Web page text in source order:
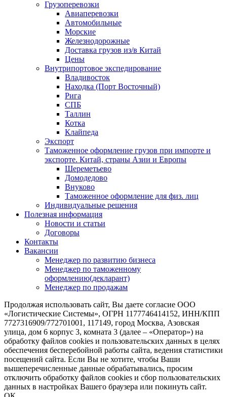
Грузоперевозки
Авиаперевозки
Автомобильные
Морские
Железнодорожные
Доставка грузов из/в Китай
Цены
Внутрипортовое экспедирование
Владивосток
Находка (Порт Восточный)
Рига
СПБ
Таллин
Котка
Клайпеда
Экспорт
Таможенное оформление грузов при импорте и
экспорте. Китай, страны Азии и Европы
Шереметьево
Домодедово
Внуково
Таможенное оформление для физ. лиц
Индивидуальные решения
Полезная информация
Новости и статьи
Договоры
Контакты
Вакансии
Менеджер по развитию бизнеса
Менеджер по таможенному
оформлению(декларант)
Менеджер по продажам
Продолжая использовать сайт, Вы даете согласие ООО
«Логистические Системы», ОГРН 1177746414152, ИНН/КПП
7727316909/772701001, 117149, город Москва, Азовская
улица, дом 6 корпус 3, комната 3 (далее – «Оператор») на
обработку файлов cookies и пользовательских данных в целях
обеспечения бесперебойной работы сайта, ведения статистики
посещений сайта. Если Вы не хотите, чтобы Ваши
вышеперечисленные данные обрабатывались, просим
отключить обработку файлов cookies и сбор пользовательских
данных в настройках Вашего браузера или покинуть сайт.